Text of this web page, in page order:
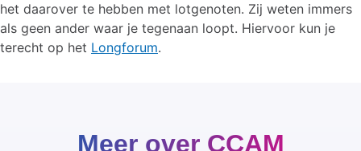
het daarover te hebben met lotgenoten. Zij weten immers
als geen ander waar je tegenaan loopt. Hiervoor kun je
terecht op het Longforum.
Meer over CCAM